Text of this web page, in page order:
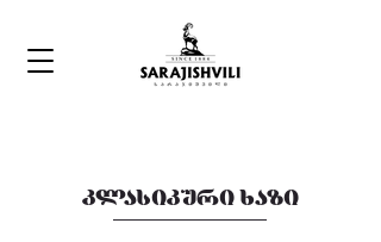
კლასიკური ხაზი